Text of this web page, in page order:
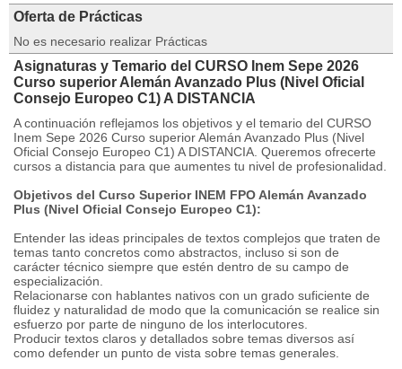
Oferta de Prácticas
No es necesario realizar Prácticas
Asignaturas y Temario del CURSO Inem Sepe 2026
Curso superior Alemán Avanzado Plus (Nivel Oficial
Consejo Europeo C1) A DISTANCIA
A continuación reflejamos los objetivos y el temario del CURSO
Inem Sepe 2026 Curso superior Alemán Avanzado Plus (Nivel
Oficial Consejo Europeo C1) A DISTANCIA. Queremos ofrecerte
cursos a distancia para que aumentes tu nivel de profesionalidad.
Objetivos del Curso Superior INEM FPO Alemán Avanzado
Plus (Nivel Oficial Consejo Europeo C1):
Entender las ideas principales de textos complejos que traten de
temas tanto concretos como abstractos, incluso si son de
carácter técnico siempre que estén dentro de su campo de
especialización.
Relacionarse con hablantes nativos con un grado suficiente de
fluidez y naturalidad de modo que la comunicación se realice sin
esfuerzo por parte de ninguno de los interlocutores.
Producir textos claros y detallados sobre temas diversos así
como defender un punto de vista sobre temas generales.